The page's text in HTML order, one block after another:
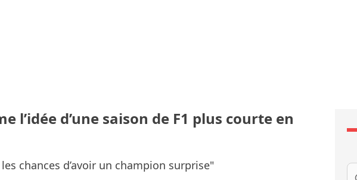
l’idée d’une saison de F1 plus courte en
chances d’avoir un champion surprise"